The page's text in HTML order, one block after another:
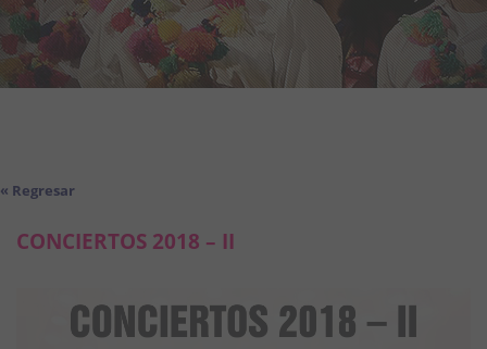
« Regresar
CONCIERTOS 2018 – II